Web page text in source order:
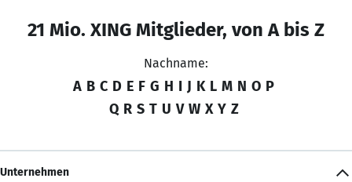
21 Mio. XING Mitglieder, von A bis Z
Nachname:
A B C D E F G H I J K L M N O P
Q R S T U V W X Y Z
Unternehmen